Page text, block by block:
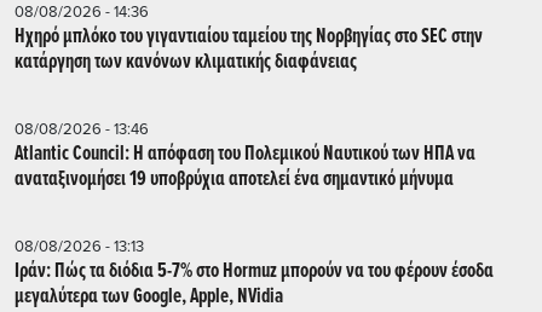
08/08/2026 - 14:36
Ηχηρό μπλόκο του γιγαντιαίου ταμείου της Νορβηγίας στο SEC στην
κατάργηση των κανόνων κλιματικής διαφάνειας
08/08/2026 - 13:46
Atlantic Council: Η απόφαση του Πολεμικού Ναυτικού των ΗΠΑ να
αναταξινομήσει 19 υποβρύχια αποτελεί ένα σημαντικό μήνυμα
08/08/2026 - 13:13
Ιράν: Πώς τα διόδια 5-7% στο Hormuz μπορούν να του φέρουν έσοδα
μεγαλύτερα των Google, Apple, NVidia